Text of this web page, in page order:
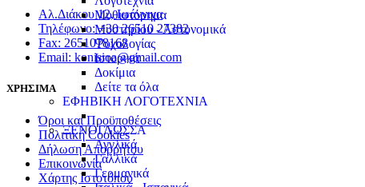
Μυθιστόρημα
Μυστηρίου - Αστυνομικά
Ψυχολογίας
Ιστορικά
Δοκίμια
Δείτε τα όλα
ΕΦΗΒΙΚΗ ΛΟΓΟΤΕΧΝΙΑ
ΞΕΝΟΓΛΩΣΣΑ
Αγγλικά
Γαλλικά
Γερμανικά
Αλ.Διάκου 12, Ιωάννινα
Τηλέφωνο: +30 26510 27382
Fax: 2651078168
Email: konisioa@gmail.com
ΧΡΗΣΙΜΑ
Όροι και Προϋποθέσεις
Πολιτική Cookies
Δήλωση Απορρήτου
Επικοινωνία
Χάρτης Ιστοτόπου